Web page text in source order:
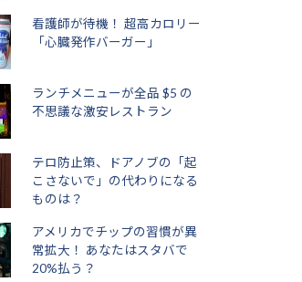
看護師が待機！ 超高カロリー
「心臓発作バーガー」
ランチメニューが全品 $5 の
不思議な激安レストラン
テロ防止策、ドアノブの「起
こさないで」の代わりになる
ものは？
アメリカでチップの習慣が異
常拡大！ あなたはスタバで
20%払う？